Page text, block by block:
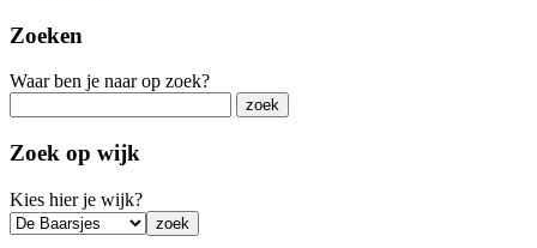
Zoeken
Waar ben je naar op zoek?
Zoek op wijk
Kies hier je wijk?